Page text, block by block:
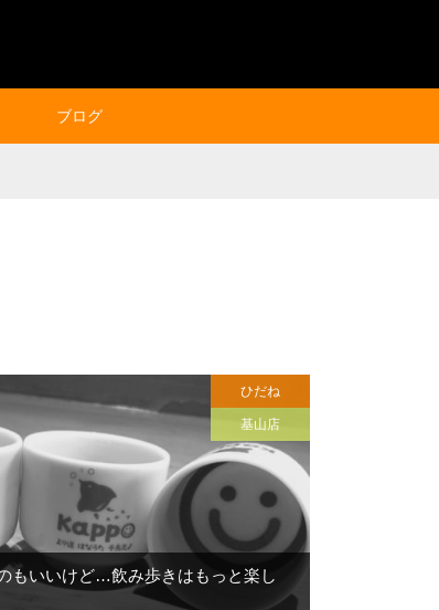
ブログ
もいいけど…飲み歩きはもっと楽し
ひだね
基山店